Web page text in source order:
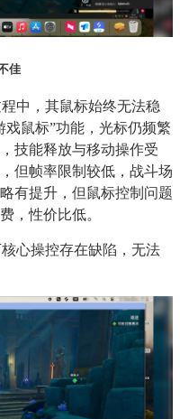
佳
中，其鼠标始终无法稳
鼠标”功能，光标仍频繁
技能释放与移动操作受
但帧率限制较低，战斗场
有提升，但鼠标控制问题
，性价比低。
心操控存在缺陷，无法